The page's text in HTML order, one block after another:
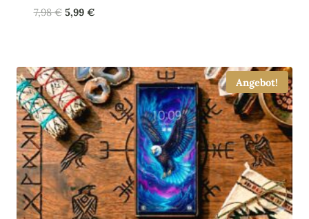
7,98€ Ursprünglicher
5,99 €Aktueller
Angebot!